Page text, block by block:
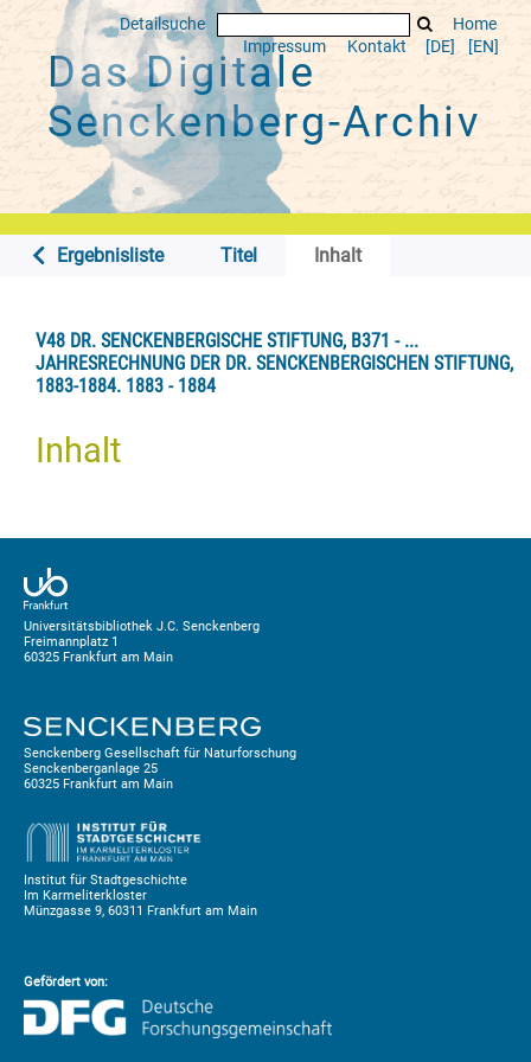
Detailsuche
Home
Impressum
Kontakt [DE] [EN]
Das Digitale
Senckenberg-Archiv
Ergebnisliste Titel Inhalt
V48 DR. SENCKENBERGISCHE STIFTUNG, B371 - ...
JAHRESRECHNUNG DER DR. SENCKENBERGISCHEN STIFTUNG,
1883-1884. 1883 - 1884
Inhalt
Universitätsbibliothek J.C. Senckenberg
Freimannplatz 1
60325 Frankfurt am Main
Senckenberg Gesellschaft für Naturforschung
Senckenberganlage 25
60325 Frankfurt am Main
Institut für Stadtgeschichte
Im Karmeliterkloster
Münzgasse 9, 60311 Frankfurt am Main
Gefördert von: